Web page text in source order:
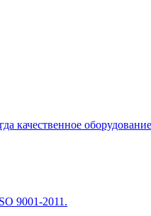
качественное
9001-2011.